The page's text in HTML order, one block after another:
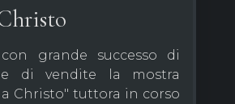
grande successo di
di vendite la mostra
Christo" tuttora in corso